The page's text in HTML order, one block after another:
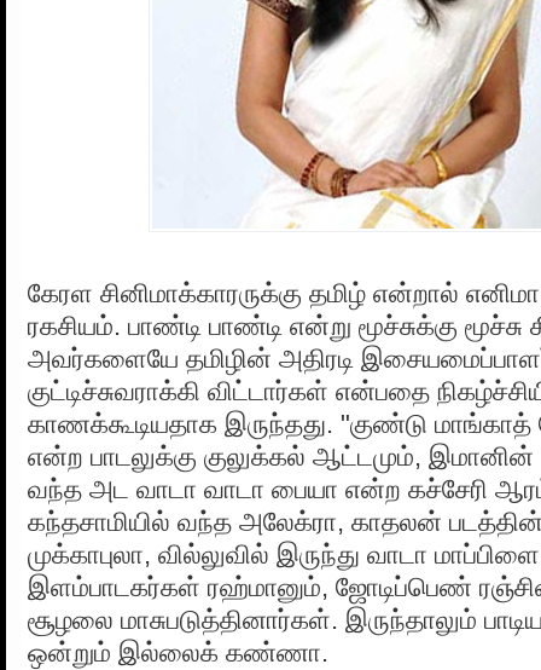
கேரள சினிமாக்காரருக்கு தமிழ் என்றால்
ரகசியம். பாண்டி பாண்டி என்று மூச்சுக்கு மூச்சு
அவர்களையே தமிழின் அதிரடி
குட்டிச்சுவராக்கி விட்டார்கள் என்பதை
காணக்கூடியதாக இருந்தது. "குண்டு மாங்காத்
என்ற பாடலுக்கு குலுக்கல் ஆட்டமும்,
வந்த அட வாடா வாடா பையா என்ற கச்சேரி
கந்தசாமியில் வந்த அலேக்ரா, காதலன்
முக்காபுலா, வில்லுவில் இருந்து வாடா
இளம்பாடகர்கள் ரஹ்மானும், ஜோடிப்பெண்
சூழலை மாசுபடுத்தினார்கள். இருந்தாலும்
ஒன்றும் இல்லைக் கண்ணா.